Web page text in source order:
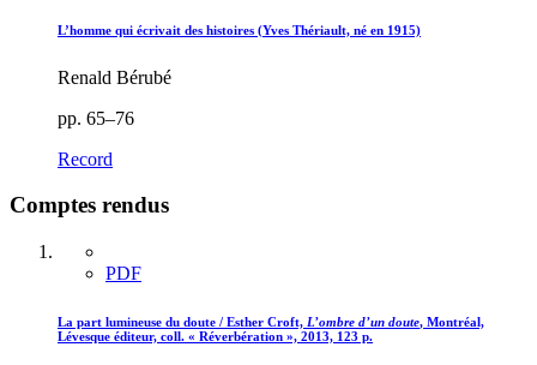
L’homme qui écrivait des histoires (Yves Thériault, né en 1915)
Renald Bérubé
pp. 65–76
Record
Comptes rendus
PDF
La part lumineuse du doute / Esther Croft, L’ombre d’un doute, Montréal,
Lévesque éditeur, coll. « Réverbération », 2013, 123 p.